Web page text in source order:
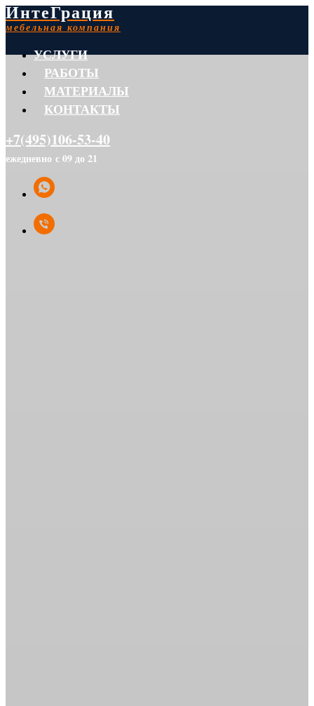
ИнтеГрация
мебельная компания
УСЛУГИ
РАБОТЫ
МАТЕРИАЛЫ
КОНТАКТЫ
+7(495)106-53-40
ежедневно с 09 до 21